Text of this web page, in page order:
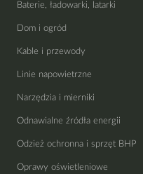
Baterie, ładowarki, latarki
Dom i ogród
Kable i przewody
Linie napowietrzne
Narzędzia i mierniki
Odnawialne źródła energii
Odzież ochronna i sprzęt BHP
Oprawy oświetleniowe